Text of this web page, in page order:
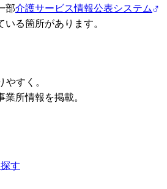
部介護サービス情報公表システム
いる箇所があります。
すく。
所情報を掲載。
す